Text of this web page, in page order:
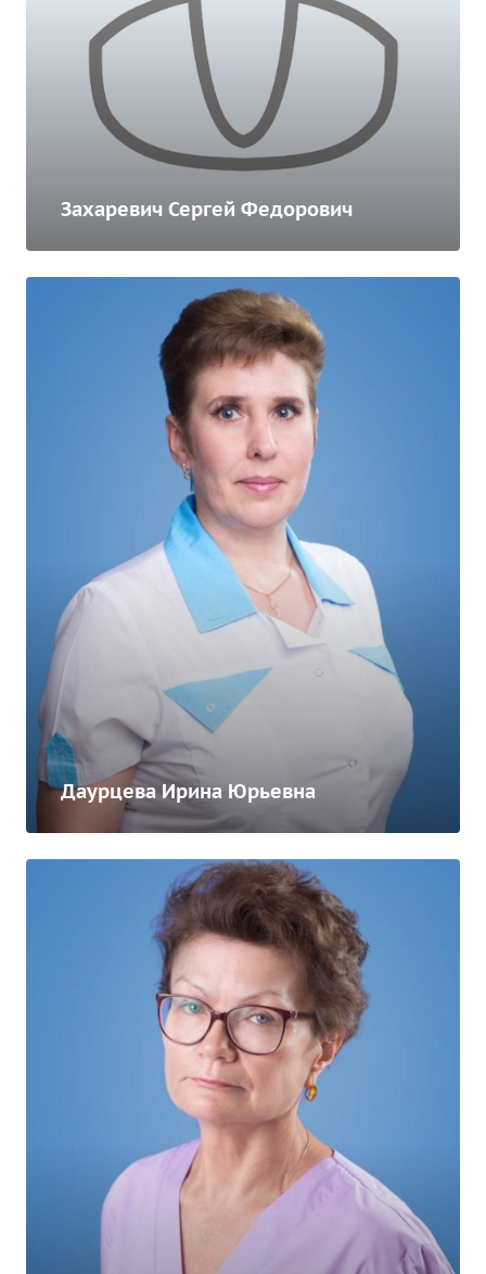
Захаревич Сергей Федорович
Даурцева Ирина Юрьевна